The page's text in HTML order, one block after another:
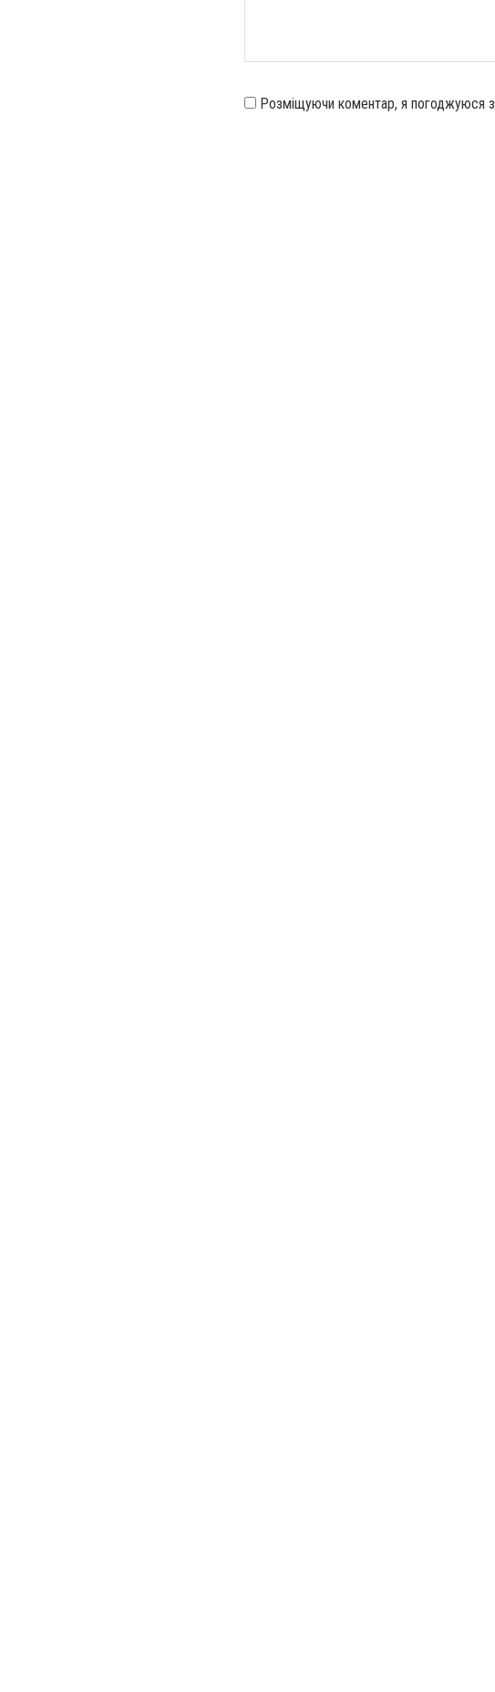
Розміщуючи коментар, я погоджуюся з